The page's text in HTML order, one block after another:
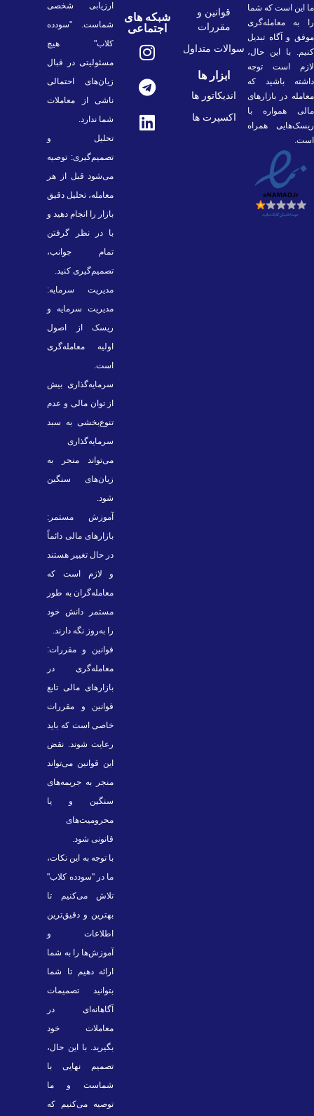
ما این است که شما
را به معامله‌گری
موفق و آگاه تبدیل
کنیم. با این حال،
لازم است توجه
داشته باشید که
معامله در بازارهای
مالی همواره با
ریسک‌هایی همراه
است.
قوانین و
مقررات
سوالات متداول
ابزار ها
اندیکاتور ها
اکسپرت ها
شبکه های
اجتماعی
ارزیابی شخصی
شماست. "سودده
کلاب" هیچ
مسئولیتی در قبال
زیان‌های احتمالی
ناشی از معاملات
شما ندارد.
تحلیل و
تصمیم‌گیری: توصیه
می‌شود قبل از هر
معامله، تحلیل دقیق
بازار را انجام دهید و
با در نظر گرفتن
تمام جوانب،
تصمیم‌گیری کنید.
مدیریت سرمایه:
مدیریت سرمایه و
ریسک از اصول
اولیه معامله‌گری
است.
سرمایه‌گذاری بیش
از توان مالی و عدم
تنوع‌بخشی به سبد
سرمایه‌گذاری
می‌تواند منجر به
زیان‌های سنگین
شود.
آموزش مستمر:
بازارهای مالی دائماً
در حال تغییر هستند
و لازم است که
معامله‌گران به طور
مستمر دانش خود
را به‌روز نگه دارند.
قوانین و مقررات:
معامله‌گری در
بازارهای مالی تابع
قوانین و مقررات
خاصی است که باید
رعایت شوند. نقض
این قوانین می‌تواند
منجر به جریمه‌های
سنگین و یا
محرومیت‌های
قانونی شود.
با توجه به این نکات،
ما در "سودده کلاب"
تلاش می‌کنیم تا
بهترین و دقیق‌ترین
اطلاعات و
آموزش‌ها را به شما
ارائه دهیم تا شما
بتوانید تصمیمات
آگاهانه‌ای در
معاملات خود
بگیرید. با این حال،
تصمیم نهایی با
شماست و ما
توصیه می‌کنیم که